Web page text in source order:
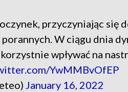
przyczyniając się
W ciągu dnia
wpływać na
YwMMBvOfEP
January 16, 2022